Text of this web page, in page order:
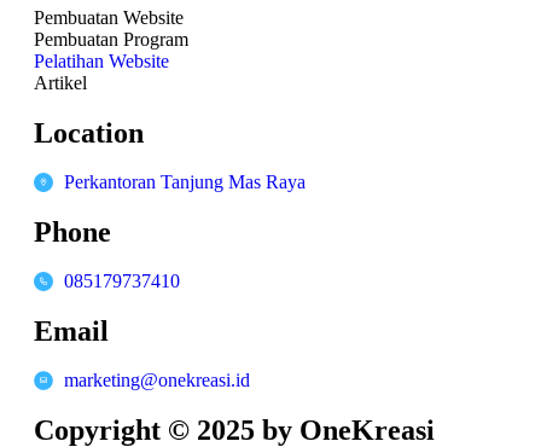
Pembuatan Website
Pembuatan Program
Pelatihan Website
Artikel
Location
Perkantoran Tanjung Mas Raya
Phone
085179737410
Email
marketing@onekreasi.id
Copyright © 2025 by OneKreasi